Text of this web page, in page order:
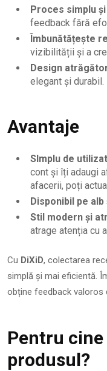
Proces simplu
feedback fără
Îmbunătățește
vizibilității și a
Design
elegant și durabil.
Avantaje
SImplu de utilizat
cont și îți adaugi
afacerii, poți
Disponibil pe alb
Stil modern și
atrage atenția cu
Cu DiXiD, colectarea
simplă și mai eficientă.
obține feedback valoros
Pentru
produsul?